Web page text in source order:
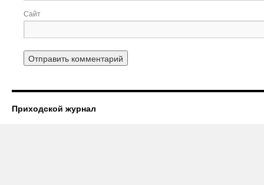
Сайт
Приходской журнал